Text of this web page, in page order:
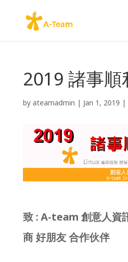
2019 諸事順
by ateamadmin | Jan 1, 2019 |
致 : A-team 創意人資
商 好朋友 合作伙伴